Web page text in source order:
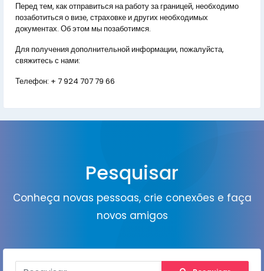
Перед тем, как отправиться на работу за границей, необходимо
позаботиться о визе, страховке и других необходимых
документах. Об этом мы позаботимся.
Для получения дополнительной информации, пожалуйста,
свяжитесь с нами:
Телефон: + 7 924 707 79 66
Pesquisar
Conheça novas pessoas, crie conexões e faça
novos amigos